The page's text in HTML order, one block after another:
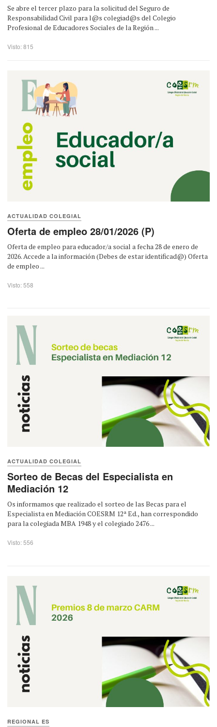
Se abre el tercer plazo para la solicitud del Seguro de
Responsabilidad Civil para l@s colegiad@s del Colegio
Profesional de Educadores Sociales de la Región ...
Visto: 815
ACTUALIDAD COLEGIAL
Oferta de empleo 28/01/2026 (P)
Oferta de empleo para educador/a social a fecha 28 de enero de
2026. Accede a la información (Debes de estar identificad@) Oferta
de empleo ...
Visto: 558
ACTUALIDAD COLEGIAL
Sorteo de Becas del Especialista en
Mediación 12
Os informamos que realizado el sorteo de las Becas para el
Especialista en Mediación COESRM 12ª Ed., han correspondido
para la colegiada MBA 1948 y el colegiado 2476 ...
Visto: 556
REGIONAL ES